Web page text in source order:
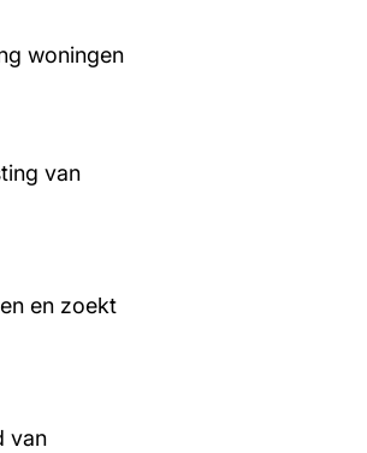
woningen
van
en zoekt
van